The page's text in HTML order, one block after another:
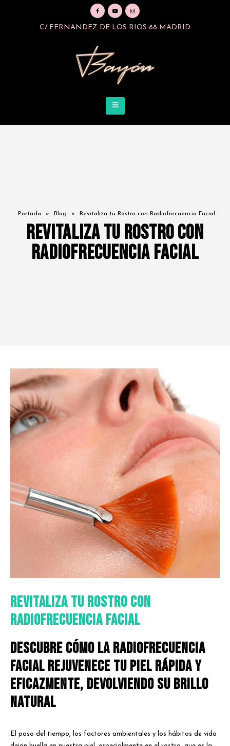
C/ FERNANDEZ DE LOS RIOS 88 MADRID
Portada » Blog » Revitaliza tu Rostro con Radiofrecuencia Facial
Revitaliza tu Rostro con
Radiofrecuencia Facial
Revitaliza tu Rostro con
Radiofrecuencia Facial
Descubre cómo la radiofrecuencia
facial rejuvenece tu piel rápida y
eficazmente, devolviendo su brillo
natural
El paso del tiempo, los factores ambientales y los hábitos de vida